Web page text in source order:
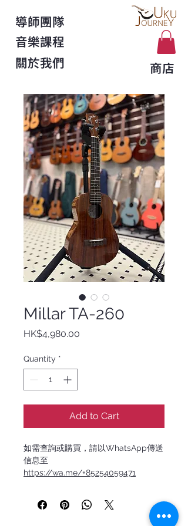
導師團隊
音樂課程
關於我們
商店
Millar TA-260
HK$4,980.00
Quantity *
Add to Cart
如需查詢或購買，請以WhatsApp傳送
信息至
https://wa.me/+85254059471
愛音樂的工藝師在工作室手工打造。每
支 Millar 都融合傳統木工技藝與現代設